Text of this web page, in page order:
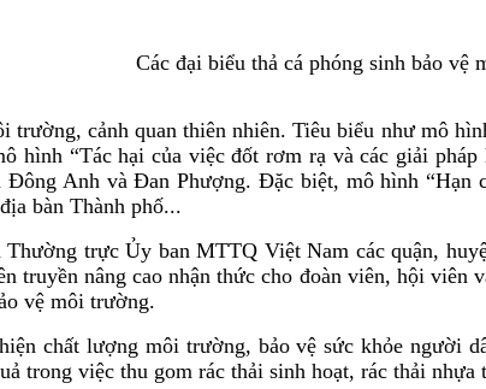
Các đại biểu thả cá phóng sinh bảo vệ
cảnh quan thiên nhiên. Tiêu biểu như mô
hình “Tác hại của việc đốt rơm rạ và các giải
Đông Anh và Đan Phượng. Đặc biệt, mô hình
bàn Thành phố...
trực Ủy ban MTTQ Việt Nam các quận,
truyền nâng cao nhận thức cho đoàn viên, hội
vệ môi trường.
chất lượng môi trường, bảo vệ sức khỏe
trong việc thu gom rác thải sinh hoạt, rác thải